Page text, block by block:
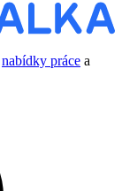
nabídky práce a